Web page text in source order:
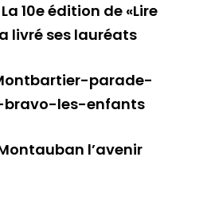
10e édition de «Lire
livré ses lauréats
parade-
bravo-les-enfants
l’avenir